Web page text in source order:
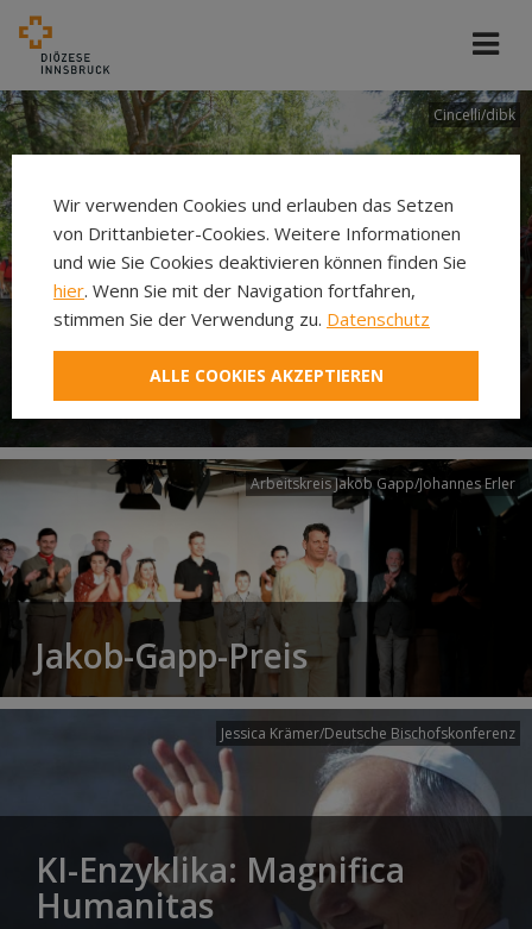
Cincelli/dibk
Neuer Pilgerweg Via
Laudato si’
Arbeitskreis Jakob Gapp/Johannes Erler
Jakob-Gapp-Preis
Jessica Krämer/Deutsche Bischofskonferenz
KI-Enzyklika: Magnifica
Humanitas
Wir verwenden Cookies und erlauben das Setzen
von Drittanbieter-Cookies. Weitere Informationen
und wie Sie Cookies deaktivieren können finden Sie
hier. Wenn Sie mit der Navigation fortfahren,
stimmen Sie der Verwendung zu. Datenschutz
ALLE COOKIES AKZEPTIEREN